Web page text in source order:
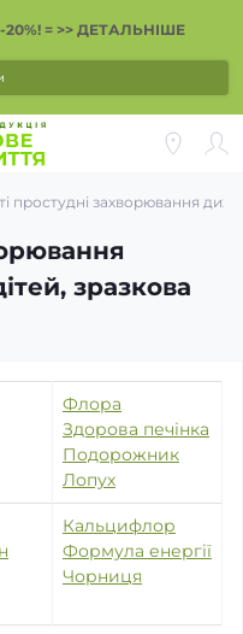
= >> ДЕТАЛЬНІШЕ
простудні захворювання
зразкова
Флора
Здорова печінка
Подорожник
Лопух
Кальцифлор
Формула енергії
Чорниця